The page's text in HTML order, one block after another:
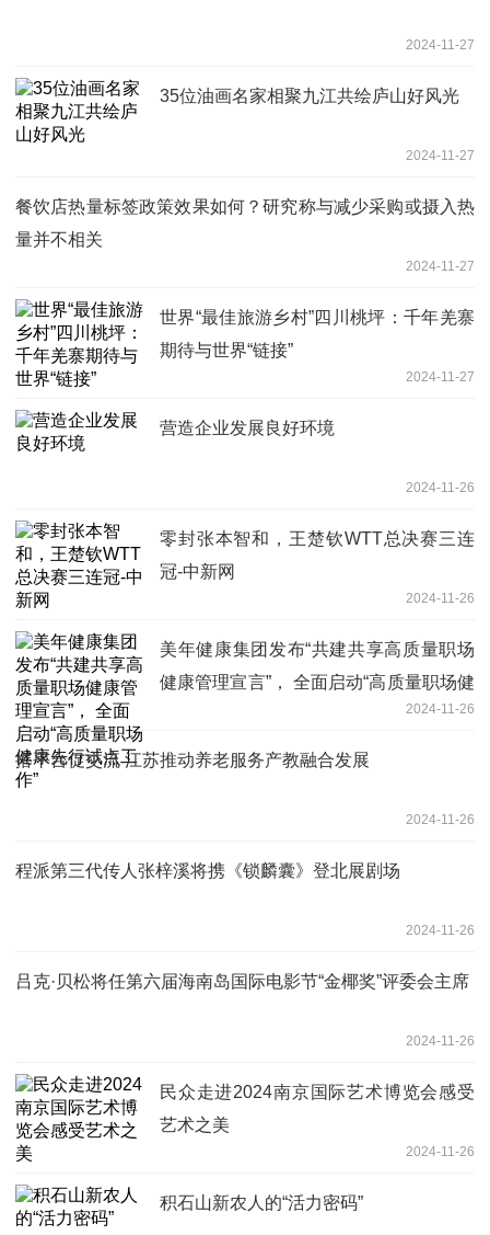
2024-11-27
35位油画名家相聚九江共绘庐山好风光
2024-11-27
餐饮店热量标签政策效果如何？研究称与减少采购或摄入热
量并不相关
2024-11-27
世界“最佳旅游乡村”四川桃坪：千年羌寨
期待与世界“链接”
2024-11-27
营造企业发展良好环境
2024-11-26
零封张本智和，王楚钦WTT总决赛三连
冠-中新网
2024-11-26
美年健康集团发布“共建共享高质量职场
健康管理宣言”， 全面启动“高质量职场健
2024-11-26
搭平台促交流 江苏推动养老服务产教融合发展
2024-11-26
程派第三代传人张梓溪将携《锁麟囊》登北展剧场
2024-11-26
吕克·贝松将任第六届海南岛国际电影节“金椰奖”评委会主席
2024-11-26
民众走进2024南京国际艺术博览会感受
艺术之美
2024-11-26
积石山新农人的“活力密码”